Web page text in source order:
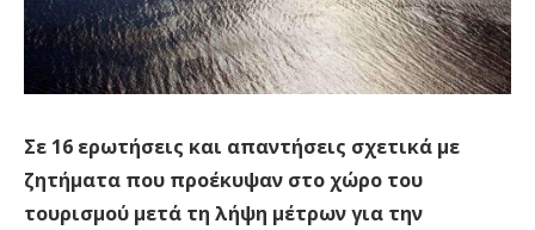
Σε 16 ερωτήσεις και απαντήσεις σχετικά με
ζητήματα που προέκυψαν στο χώρο του
τουρισμού μετά τη λήψη μέτρων για την